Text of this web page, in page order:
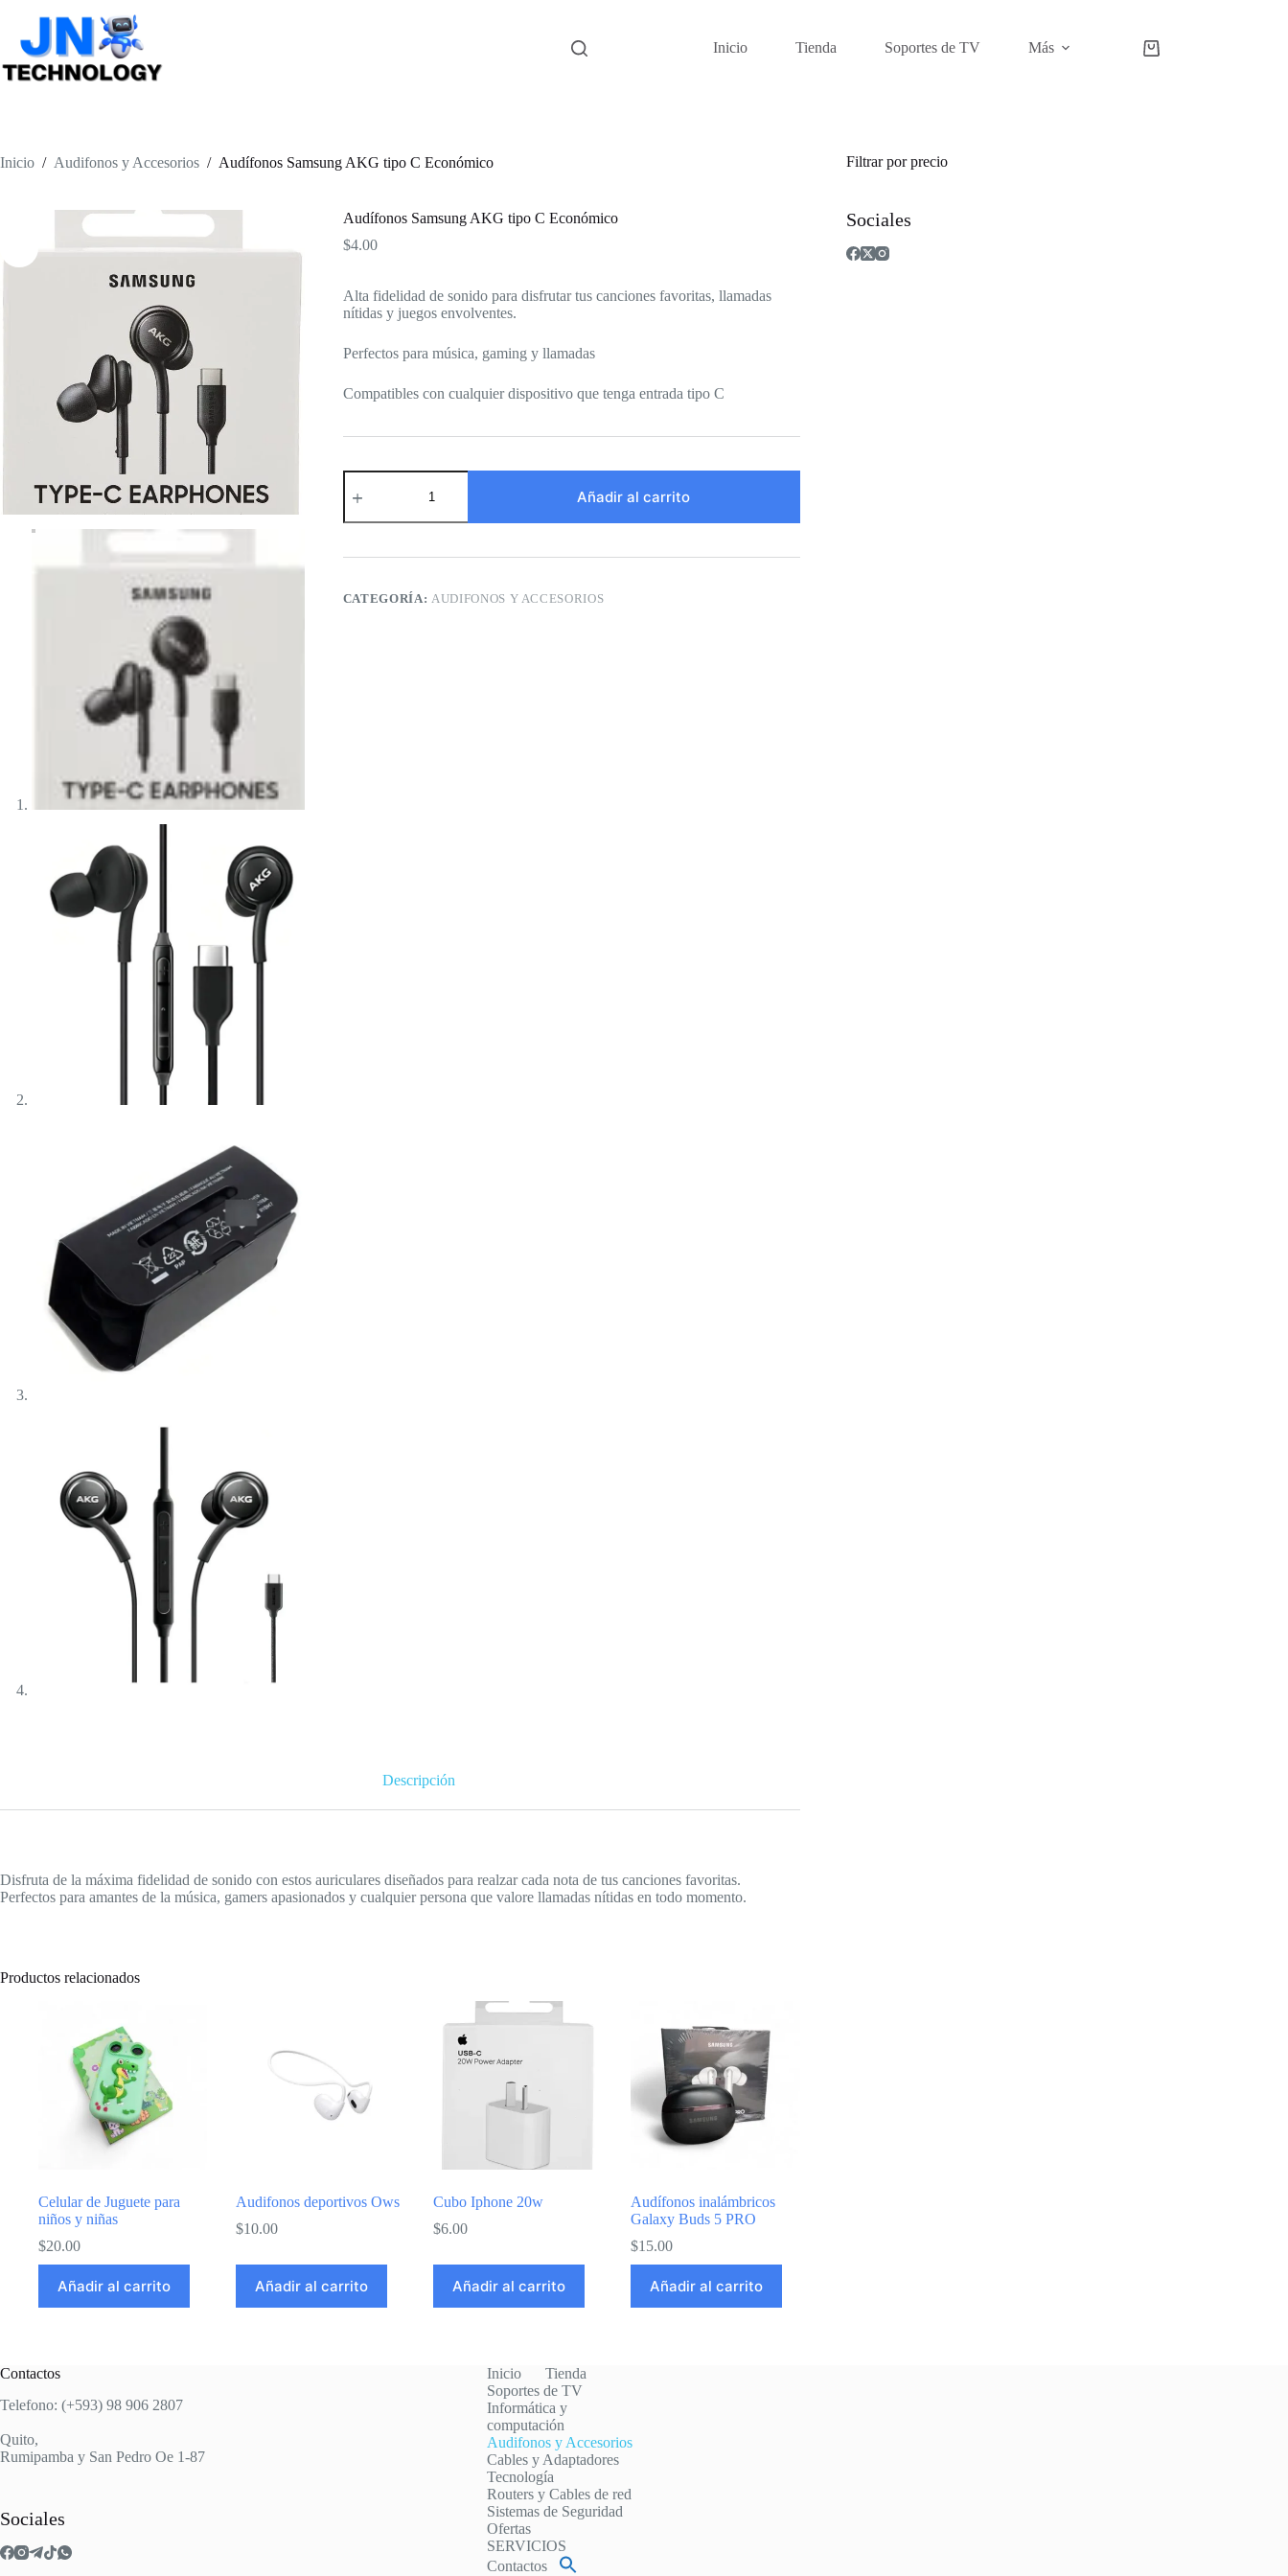
contenido
Inicio Tienda Soportes de TV Más
Carro
Inicio / Audifonos y Accesorios / Audífonos Samsung AKG tipo C Económico
Audífonos Samsung AKG tipo C Económico
$4.00
Alta fidelidad de sonido para disfrutar tus canciones favoritas, llamadas
nítidas y juegos envolventes.
Perfectos para música, gaming y llamadas
Compatibles con cualquier dispositivo que tenga entrada tipo C
Audífonos
Samsung
tipo
Económico
Añadir al carrito
CATEGORÍA: AUDIFONOS Y ACCESORIOS
Descripción
Disfruta de la máxima fidelidad de sonido con estos auriculares diseñados para realzar cada nota de tus canciones favoritas.
Perfectos para amantes de la música, gamers apasionados y cualquier persona que valore llamadas nítidas en todo momento.
Productos relacionados
Celular de Juguete para
niños y niñas
$20.00
Añadir al carrito
Audifonos deportivos Ows
$10.00
Añadir al carrito
Cubo Iphone 20w
$6.00
Añadir al carrito
Audífonos inalámbricos
Galaxy Buds 5 PRO
$15.00
Añadir al carrito
Filtrar por precio
Sociales
Contactos
Telefono: (+593) 98 906 2807
Quito,
Rumipamba y San Pedro Oe 1-87
Sociales
Inicio
Tienda
Soportes de TV
Informática y
computación
Audifonos y Accesorios
Cables y Adaptadores
Tecnología
Routers y Cables de red
Sistemas de Seguridad
Ofertas
SERVICIOS
Contactos